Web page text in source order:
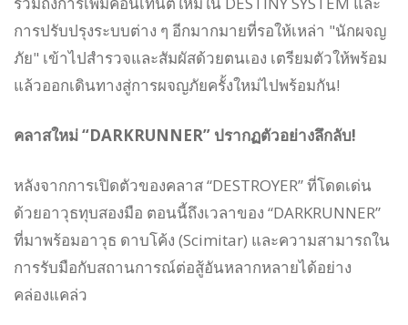
การปรับปรุงระบบต่าง ๆ อีกมากมายที่รอให้เหล่า "นักผจญ
ภัย" เข้าไปสำรวจและสัมผัสด้วยตนเอง เตรียมตัวให้พร้อม
แล้วออกเดินทางสู่การผจญภัยครั้งใหม่ไปพร้อมกัน!
คลาสใหม่ “DARKRUNNER” ปรากฏตัวอย่างลึกลับ!
หลังจากการเปิดตัวของคลาส “DESTROYER” ที่โดดเด่น
ด้วยอาวุธทุบสองมือ ตอนนี้ถึงเวลาของ “DARKRUNNER”
ที่มาพร้อมอาวุธ ดาบโค้ง (Scimitar) และความสามารถใน
การรับมือกับสถานการณ์ต่อสู้อันหลากหลายได้อย่าง
คล่องแคล่ว